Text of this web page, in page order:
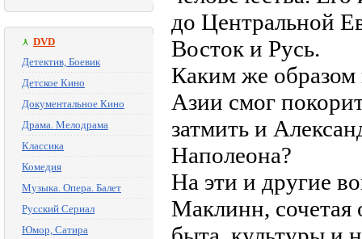
DVD
Детектив, Боевик
Детское Кино
Документальное Кино
Драма. Мелодрама
Классика
Комедия
Музыка. Опера. Балет
Русский Сериал
Юмор, Сатира
до Центральной
Восток и Русь.
Каким же образом
Азии смог
затмить и
Наполеона?
На эти и другие
Маклинн, сочетая